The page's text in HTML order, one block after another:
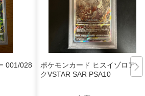
001/028
ポケモンカード ヒスイゾロアー
クVSTAR SAR PSA10